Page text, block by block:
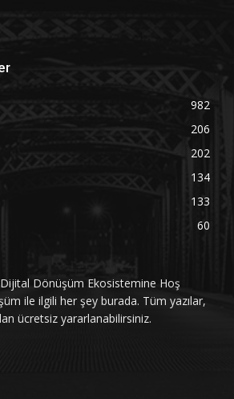
982
206
202
134
133
60
Dijital Dönüşüm Ekosistemine Hoş
ile ilgili her şey burada. Tüm yazılar,
ücretsiz yararlanabilirsiniz.